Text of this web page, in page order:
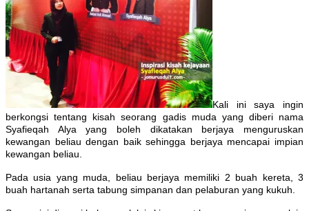
Kali ini saya ingin
berkongsi tentang kisah seorang gadis muda yang diberi nama
Syafieqah Alya yang boleh dikatakan berjaya menguruskan
kewangan beliau dengan baik sehingga berjaya mencapai impian
kewangan beliau.
Pada usia yang muda, beliau berjaya memiliki 2 buah kereta, 3
buah hartanah serta tabung simpanan dan pelaburan yang kukuh.